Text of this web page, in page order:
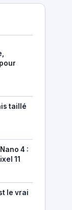
taillé
4 :
11
le vrai